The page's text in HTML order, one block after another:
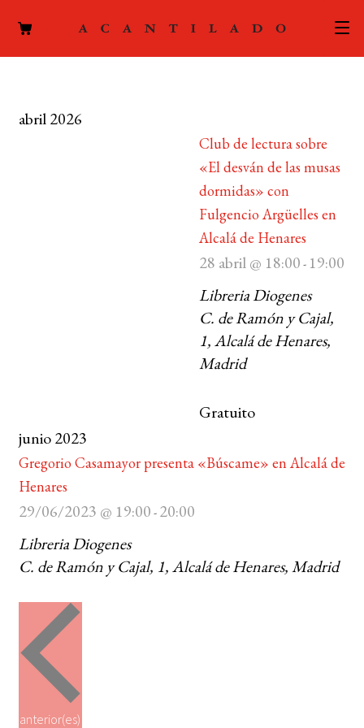
menú
ACTUALIDAD
menú
PODCAST
LA EDITORIAL
el
hijo
CONTACTO
MI CUENTA
abril 2026
Club de lectura sobre
«El desván de las musas
dormidas» con
Fulgencio Argüelles en
Alcalá de Henares
28 abril @ 18:00- 19:00
Libreria Diogenes
C. de Ramón y Cajal,
1, Alcalá de Henares,
Madrid
Gratuito
junio 2023
Gregorio Casamayor presenta «Búscame» en Alcalá de
Henares
29/06/2023 @ 19:00-20:00
Libreria Diogenes
C. de Ramón y Cajal, 1, Alcalá de Henares, Madrid
E
anterior(es)